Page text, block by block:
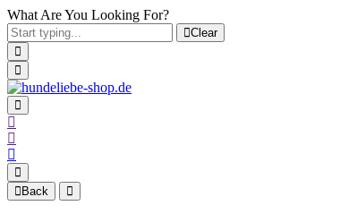
What Are You Looking For?
Clear
Back